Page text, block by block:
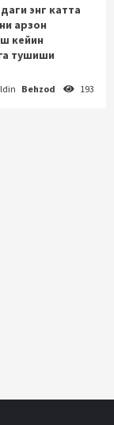
энг катта
арзон
кейин
тушиши
Behzod 193